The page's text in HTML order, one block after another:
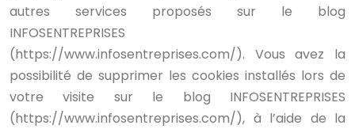
autres services proposés sur le blog
INFOSENTREPRISES
(https://www.infosentreprises.com/). Vous avez la
possibilité de supprimer les cookies installés lors de
votre visite sur le blog INFOSENTREPRISES
(https://www.infosentreprises.com/), à l’aide de la